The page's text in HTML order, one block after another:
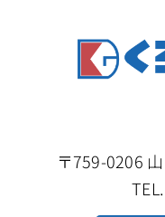
〒759-0206